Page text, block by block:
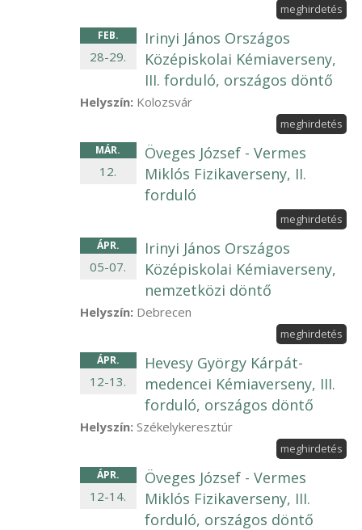
meghirdetés
FEB.
28-29.
Irinyi János Országos
Középiskolai Kémiaverseny,
III. forduló, országos döntő
Helyszín: Kolozsvár
meghirdetés
MÁR.
12.
Öveges József - Vermes
Miklós Fizikaverseny, II.
forduló
meghirdetés
ÁPR.
05-07.
Irinyi János Országos
Középiskolai Kémiaverseny,
nemzetközi döntő
Helyszín: Debrecen
meghirdetés
ÁPR.
12-13.
Hevesy György Kárpát-
medencei Kémiaverseny, III.
forduló, országos döntő
Helyszín: Székelykeresztúr
meghirdetés
ÁPR.
12-14.
Öveges József - Vermes
Miklós Fizikaverseny, III.
forduló, országos döntő